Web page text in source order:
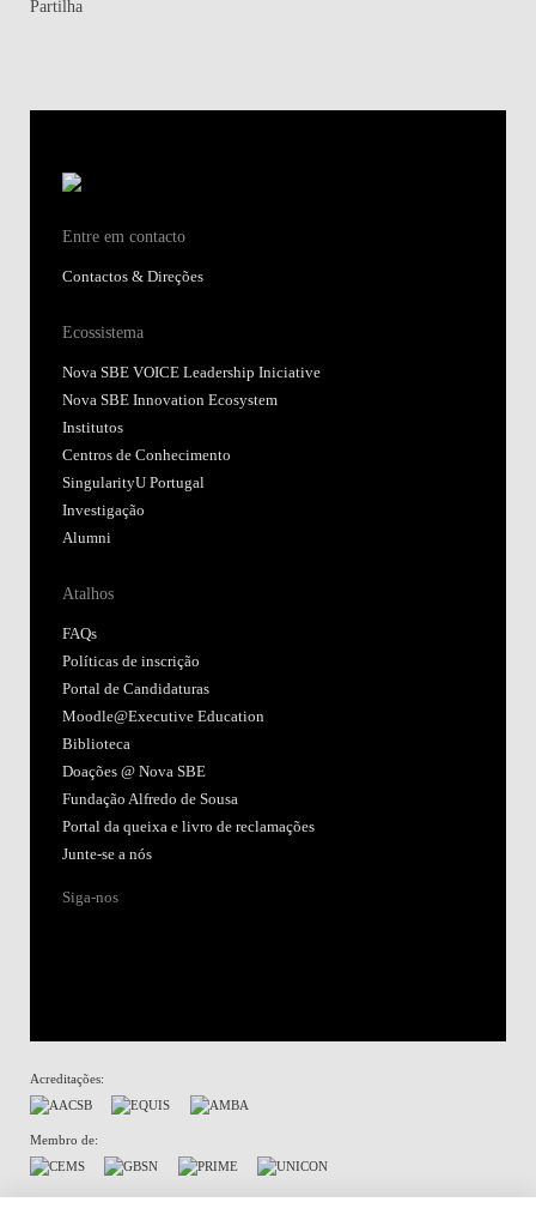
Partilha
Entre em contacto
Contactos & Direções
Ecossistema
Nova SBE VOICE Leadership Iniciative
Nova SBE Innovation Ecosystem
Institutos
Centros de Conhecimento
SingularityU Portugal
Investigação
Alumni
Atalhos
FAQs
Políticas de inscrição
Portal de Candidaturas
Moodle@Executive Education
Biblioteca
Doações @ Nova SBE
Fundação Alfredo de Sousa
Portal da queixa e livro de reclamações
Junte-se a nós
Siga-nos
Acreditações:
Membro de:
Termos de Uso & Declaração de Privacidade